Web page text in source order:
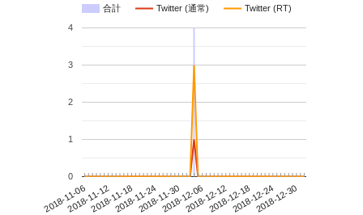
合計 Twitter (通常) Twitter (RT)
2018-11-062018-11-122018-11-182018-11-242018-11-302018-12-062018-12-122018-12-182018-12-242018-12-30
0
1
2
3
4